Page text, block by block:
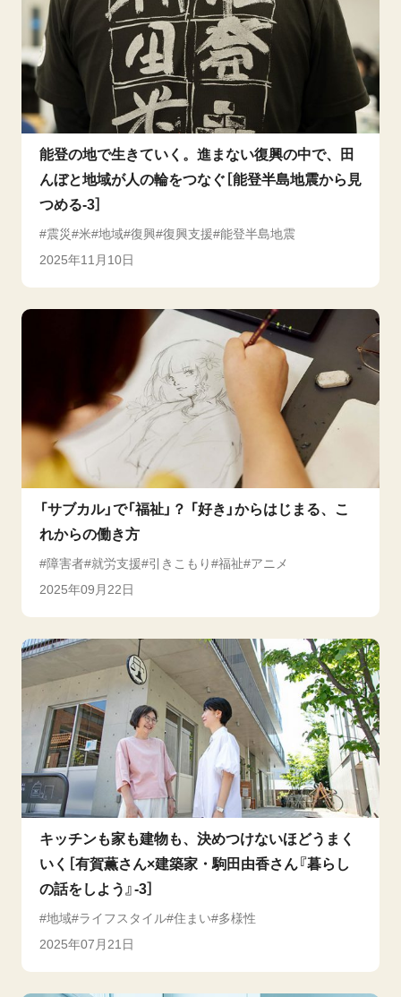
能登の地で生きていく。進まない復興の中で、田
んぼと地域が人の輪をつなぐ［能登半島地震から見
つめる-3］
震災 米 地域 復興 復興支援 能登半島地震
2025年11月10日
「サブカル」で「福祉」？ 「好き」からはじまる、こ
れからの働き方
障害者 就労支援 引きこもり 福祉
アニメ
2025年09月22日
キッチンも家も建物も、決めつけないほどうまく
いく［有賀薫さん×建築家・駒田由香さん『暮らし
の話をしよう』-3］
地域 ライフスタイル 住まい
多様性
2025年07月21日